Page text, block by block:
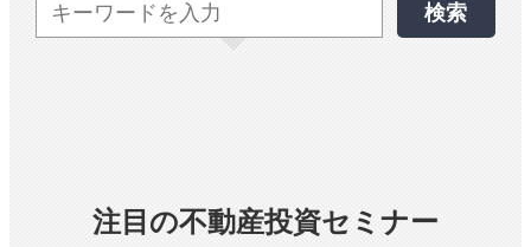
検索
注目の不動産投資セミナー